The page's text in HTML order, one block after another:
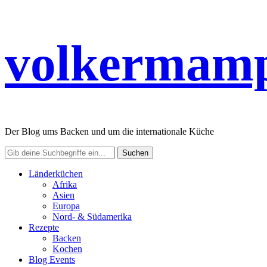
Der Blog ums Backen und um die internationale Küche
Länderküchen
Afrika
Asien
Europa
Nord- & Südamerika
Rezepte
Backen
Kochen
Blog Events